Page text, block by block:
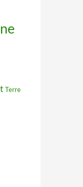
Terre